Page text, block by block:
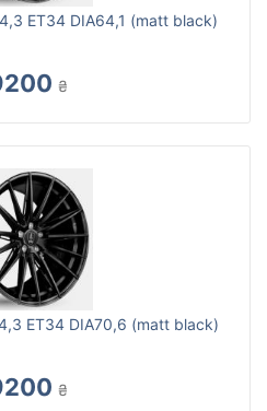
ET34 DIA64,1 (matt black)
₴
ET34 DIA70,6 (matt black)
₴